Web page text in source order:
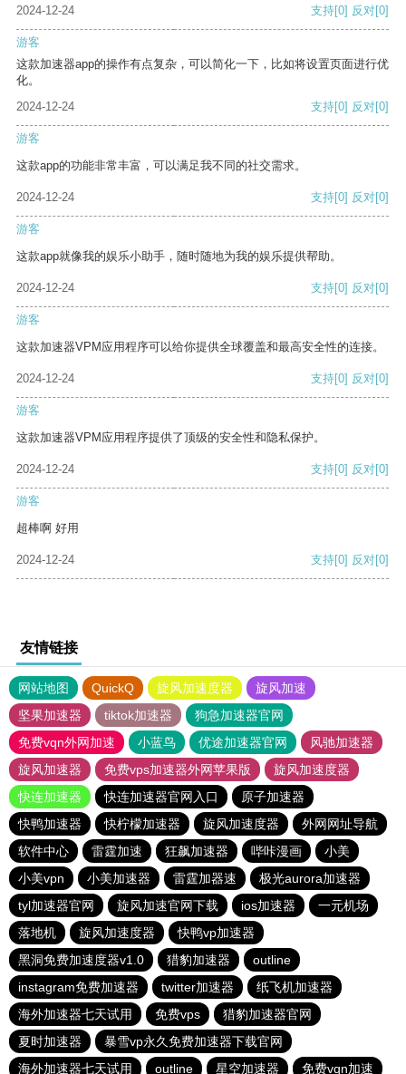
2024-12-24 支持[0] 反对[0]
游客
这款加速器app的操作有点复杂，可以简化一下，比如将设置页面进行优
化。
2024-12-24
支持[0] 反对[0]
游客
这款app的功能非常丰富，可以满足我不同的社交需求。
2024-12-24 支持[0] 反对[0]
游客
这款app就像我的娱乐小助手，随时随地为我的娱乐提供帮助。
2024-12-24 支持[0] 反对[0]
游客
这款加速器VPM应用程序可以给你提供全球覆盖和最高安全性的连接。
2024-12-24 支持[0] 反对[0]
游客
这款加速器VPM应用程序提供了顶级的安全性和隐私保护。
2024-12-24 支持[0] 反对[0]
游客
超棒啊 好用
2024-12-24 支持[0] 反对[0]
友情链接
网站地图 QuickQ 旋风加速度器
旋风加速
坚果加速器
tiktok加速器
狗急加速器官网
免费vqn外网加速
小蓝鸟 优途加速器官网
风驰加速器
旋风加速器
免费vps加速器外网苹果版
旋风加速度器
快连加速器
快连加速器官网入口
原子加速器
快鸭加速器
快柠檬加速器 旋风加速度器
外网网址导航
软件中心
雷霆加速 狂飙加速器 哔咔漫画
小美
小美vpn
小美加速器 雷霆加器速
极光aurora加速器
tyl加速器官网
旋风加速官网下载 ios加速器
一元机场
落地机
旋风加速度器
快鸭vp加速器
黑洞免费加速度器v1.0
猎豹加速器
outline
instagram免费加速器
twitter加速器
纸飞机加速器
海外加速器七天试用
免费vps
猎豹加速器官网
夏时加速器
暴雪vp永久免费加速器下载官网
海外加速器七天试用
outline 星空加速器 免费vqn加速